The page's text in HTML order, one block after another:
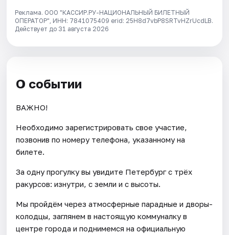
Реклама. ООО "КАССИР.РУ-НАЦИОНАЛЬНЫЙ БИЛЕТНЫЙ
ОПЕРАТОР", ИНН: 7841075409 erid: 25H8d7vbP8SRTvHZrUcdLB.
Действует до 31 августа 2026
О событии
ВАЖНО!
Необходимо зарегистрировать свое участие,
позвонив по номеру телефона, указанному на
билете.
За одну прогулку вы увидите Петербург с трёх
ракурсов: изнутри, с земли и с высоты.
Мы пройдём через атмосферные парадные и дворы-
колодцы, заглянем в настоящую коммуналку в
центре города и поднимемся на официальную